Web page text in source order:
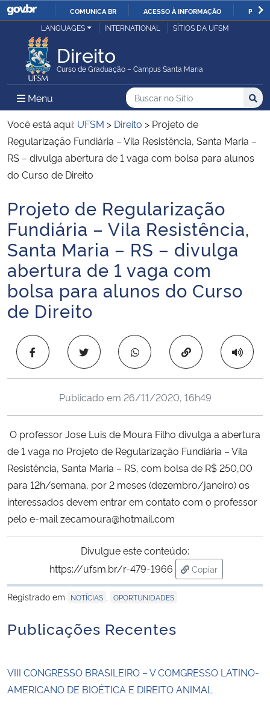
IR
COMUNICA BR ACESSO À INFORMAÇÃO
Ministério da Justiça e Segurança Pública
Ministério da Defesa
Ministério das Relações Exteriores
Ministério da Economia
Ministério da Agricultura, Pecuária e Abastecimento
Ministério da Educação
Ministério da Cidadania
Ministério da Saúde
Ministério de Minas e Energia
Ministério da Ciência, Tecnologia, Inovações e Comunicações
Ministério do Turismo
Ministério do Desenvolvimento Regional
Controladoria-Geral da União
Ministério da Mulher, da Família e dos Direitos Humanos
Secretaria-Geral
Secretaria de Governo
Gabinete de Segurança Institucional
Banco Central do Brasil
LANGUAGES INTERNATIONAL SÍTIOS DA UFSM
Direito
Curso de Graduação – Campus Santa Maria
Menu Menu Principal do Sítio
Busca
Buscar no no Sítio
Busca:
Você está aqui: UFSM > Direito > Projeto de
Regularização Fundiária – Vila Resistência, Santa Maria –
RS – divulga abertura de 1 vaga com bolsa para alunos
do Curso de Direito
Início do conteúdo
Projeto de Regularização
Fundiária – Vila Resistência,
Santa Maria – RS – divulga
abertura de 1 vaga com
bolsa para alunos do Curso
de Direito
Copiar para área
Publicado em 26/11/2020, 16h49
O professor Jose Luis de Moura Filho divulga a abertura
de 1 vaga no Projeto de Regularização Fundiária – Vila
Resistência, Santa Maria – RS, com bolsa de R$ 250,00
para 12h/semana, por 2 meses (dezembro/janeiro) os
interessados devem entrar em contato com o professor
pelo e-mail zecamoura@hotmail.com
Divulgue este conteúdo:
https://ufsm.br/r-479-1966
Copiar
para área de
Registrado em
NOTÍCIAS OPORTUNIDADES
Publicações Recentes
VIII CONGRESSO BRASILEIRO – V COMGRESSO LATINO-
AMERICANO DE BIOÉTICA E DIREITO ANIMAL